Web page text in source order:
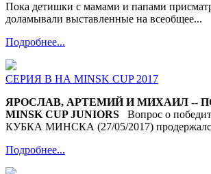
Пока детишки с мамами и папами
доламывали выставленные на всеобщее...
Подробнее...
СЕРИЯ В НА MINSK CUP 2017
ЯРОСЛАВ, АРТЕМИЙ И МИХАИЛ --
MINSK CUP JUNIORS Вопрос о
КУБКА МИНСКА (27/05/2017)
Подробнее...